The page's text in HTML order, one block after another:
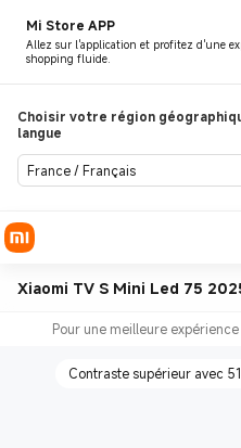
Mi Store APP
Allez sur l'application et profitez d'une
shopping fluide.
Choisir votre région
langue
France / Français
Xiaomi TV S Mini Led 75
Pour une meilleure
Contraste supérieur avec